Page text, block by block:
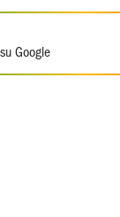
Google